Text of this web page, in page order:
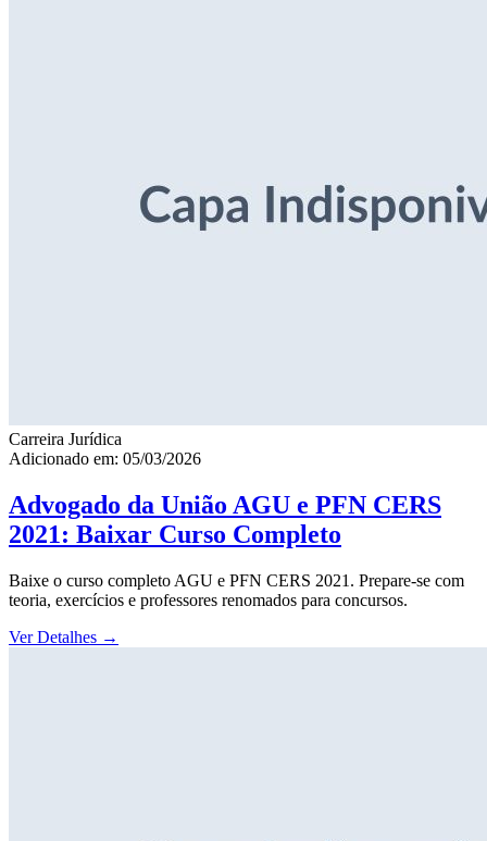
Carreira Jurídica
Adicionado em: 05/03/2026
Advogado da União AGU e PFN CERS
2021: Baixar Curso Completo
Baixe o curso completo AGU e PFN CERS 2021. Prepare-se com
teoria, exercícios e professores renomados para concursos.
Ver Detalhes →